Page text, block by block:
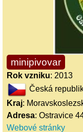
minipivovar
Rok vzniku: 2013
Česká
Kraj:
Adresa: Ostravice
Webové stránky